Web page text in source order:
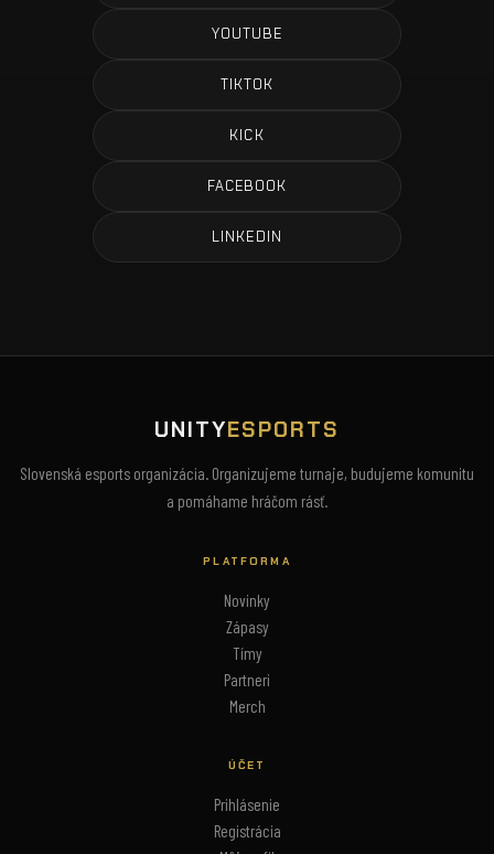
YOUTUBE
TIKTOK
KICK
FACEBOOK
LINKEDIN
UNITYESPORTS
Slovenská esports organizácia. Organizujeme turnaje, budujeme komunitu
a pomáhame hráčom rásť.
PLATFORMA
Novinky
Zápasy
Tímy
Partneri
Merch
ÚČET
Prihlásenie
Registrácia